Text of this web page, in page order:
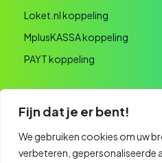
Fijn dat je er bent!
We gebruiken cookies om uw
verbeteren, gepersonaliseerde
Loket.nl koppeling
MplusKASSA koppeling
PAYT koppeling